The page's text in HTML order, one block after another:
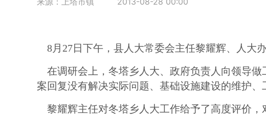
8月 27日下午，县人大常委会主任黎耀辉、人大
在调研会上，冬塔乡人大、政府负责人向领导
案回复没有解决实际问题、基础设施建设的维护、
黎耀辉主任对冬塔乡人大工作给予了高度评价